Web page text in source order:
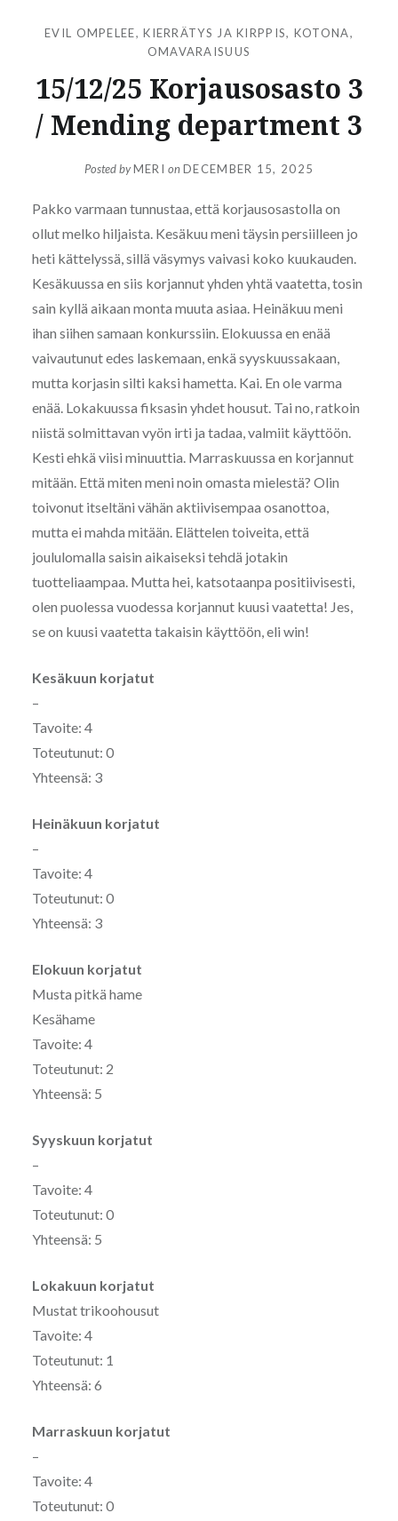
EVIL OMPELEE,KIERRÄTYS JA KIRPPIS, KOTONA,
OMAVARAISUUS
15/12/25 Korjausosasto 3
/ Mending department 3
Posted byMERI onDECEMBER 15, 2025
Pakko varmaan tunnustaa, että korjausosastolla on
ollut melko hiljaista. Kesäkuu meni täysin persiilleen jo
heti kättelyssä, sillä väsymys vaivasi koko kuukauden.
Kesäkuussa en siis korjannut yhden yhtä vaatetta, tosin
sain kyllä aikaan monta muuta asiaa. Heinäkuu meni
ihan siihen samaan konkurssiin. Elokuussa en enää
vaivautunut edes laskemaan, enkä syyskuussakaan,
mutta korjasin silti kaksi hametta. Kai. En ole varma
enää. Lokakuussa fiksasin yhdet housut. Tai no, ratkoin
niistä solmittavan vyön irti ja tadaa, valmiit käyttöön.
Kesti ehkä viisi minuuttia. Marraskuussa en korjannut
mitään. Että miten meni noin omasta mielestä? Olin
toivonut itseltäni vähän aktiivisempaa osanottoa,
mutta ei mahda mitään. Elättelen toiveita, että
joululomalla saisin aikaiseksi tehdä jotakin
tuotteliaampaa. Mutta hei, katsotaanpa positiivisesti,
olen puolessa vuodessa korjannut kuusi vaatetta! Jes,
se on kuusi vaatetta takaisin käyttöön, eli win!
Kesäkuun korjatut
–
Tavoite: 4
Toteutunut: 0
Yhteensä: 3
Heinäkuun korjatut
–
Tavoite: 4
Toteutunut: 0
Yhteensä: 3
Elokuun korjatut
Musta pitkä hame
Kesähame
Tavoite: 4
Toteutunut: 2
Yhteensä: 5
Syyskuun korjatut
–
Tavoite: 4
Toteutunut: 0
Yhteensä: 5
Lokakuun korjatut
Mustat trikoohousut
Tavoite: 4
Toteutunut: 1
Yhteensä: 6
Marraskuun korjatut
–
Tavoite: 4
Toteutunut: 0